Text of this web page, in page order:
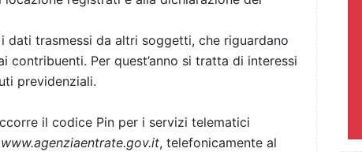
dati trasmessi da altri soggetti, che riguardano
Per quest’anno si tratta di interessi
previdenziali.
il codice Pin per i servizi telematici
www.agenziaentrate.gov.it, telefonicamente al